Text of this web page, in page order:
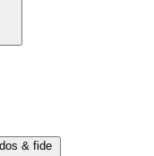
& fide